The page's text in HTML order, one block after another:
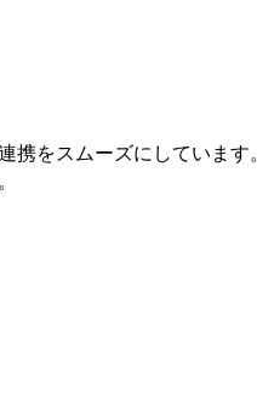
をスムーズにしています。